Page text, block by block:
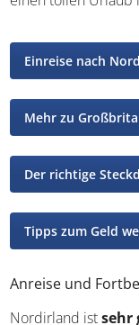
der Europäischen
dem Beschluss aus
mehr aus. Ein
Britische Pfund in
Gepäck sein muss,
erleben zu dürfen.
Einreise nach
Mehr zu